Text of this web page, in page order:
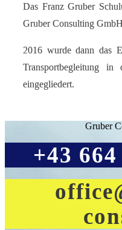
Das Franz Gruber
Gruber Consulting
2016 wurde dann das
Transportbegleitung
eingegliedert.
Gruber
+43